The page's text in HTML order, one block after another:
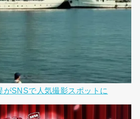
がSNSで人気撮影スポットに